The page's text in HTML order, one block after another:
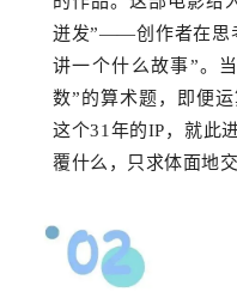
迸发”——创作者在思
讲一个什么故事”。
数”的算术题，即便
这个31年的IP， 就此
覆什么，只求体面地